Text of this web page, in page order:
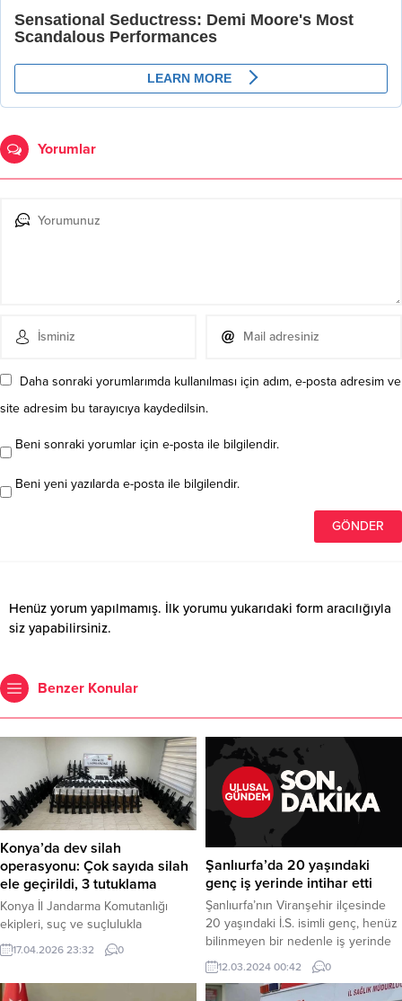
Yorumlar
Daha sonraki yorumlarımda kullanılması için adım, e-posta adresim ve
site adresim bu tarayıcıya kaydedilsin.
Beni sonraki yorumlar için e-posta ile bilgilendir.
Beni yeni yazılarda e-posta ile bilgilendir.
Henüz yorum yapılmamış. İlk yorumu yukarıdaki form aracılığıyla
siz yapabilirsiniz.
Benzer Konular
Konya’da dev silah
operasyonu: Çok sayıda silah
ele geçirildi, 3 tutuklama
Konya İl Jandarma Komutanlığı
ekipleri, suç ve suçlulukla
mücadele kapsamında yürüttüğü
titiz çalışmalar neticesinde silah
Nisan ayının ilk yarısını kapsayan
17.04.2026 23:32 0
Şanlıurfa’da 20 yaşındaki
genç iş yerinde intihar etti
Şanlıurfa’nın Viranşehir ilçesinde
20 yaşındaki İ.S. isimli genç, henüz
bilinmeyen bir nedenle iş yerinde
kendini iple asarak intihar etti. Olay,
Eşin Mahallesi’nde bulunan bir iş
yerinde meydana geldi. İddiaya
12.03.2024 00:42 0